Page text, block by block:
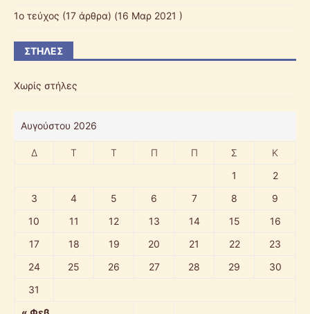
1ο τεύχος (17 άρθρα) (16 Μαρ 2021 )
ΣΤΉΛΕΣ
Χωρίς στήλες
Αυγούστου 2026
Δ Τ Τ Π Π Σ Κ
1
2
3
4 5 6 7 8
9
10
11 12 13 14 15
16
17
18 19 20 21 22
23
24
25 26 27 28 29
30
31